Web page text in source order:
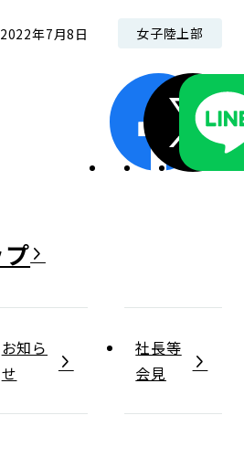
2022年7月8日 女子陸上部
お知ら
せ
社長等
会見